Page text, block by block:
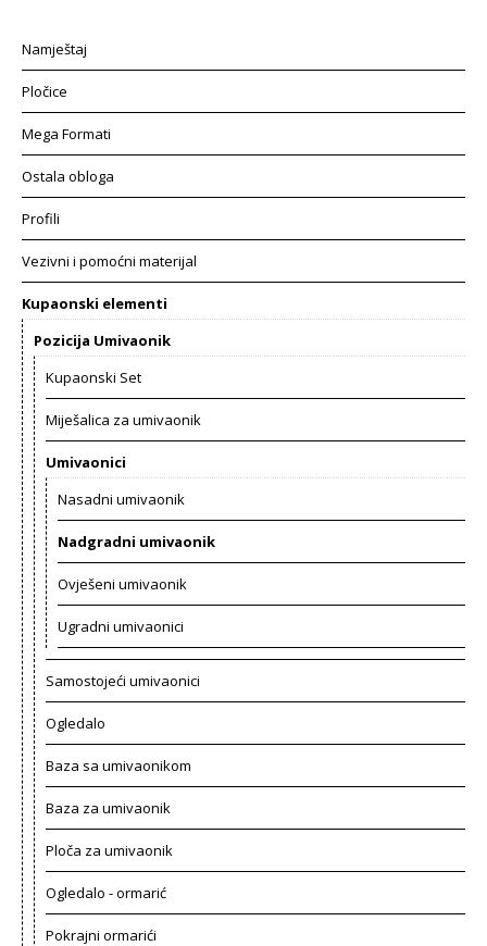
Namještaj
Pločice
Mega Formati
Ostala obloga
Profili
Vezivni i pomoćni materijal
Kupaonski elementi
Pozicija Umivaonik
Kupaonski Set
Miješalica za umivaonik
Umivaonici
Nasadni umivaonik
Nadgradni umivaonik
Ovješeni umivaonik
Ugradni umivaonici
Samostojeći umivaonici
Ogledalo
Baza sa umivaonikom
Baza za umivaonik
Ploča za umivaonik
Ogledalo - ormarić
Pokrajni ormarići